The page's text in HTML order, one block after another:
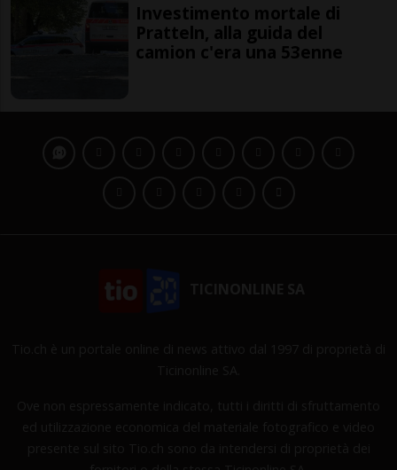
Investimento mortale di
Pratteln, alla guida del
camion c'era una 53enne